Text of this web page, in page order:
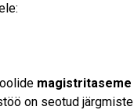
magistritaseme
on seotud järgmiste